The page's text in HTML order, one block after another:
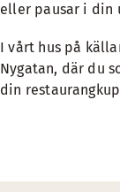
eller pausar i din
I vårt hus på
Nygatan, där du
din